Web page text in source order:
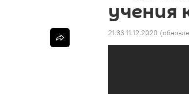
учения
21:36 11.12.2020